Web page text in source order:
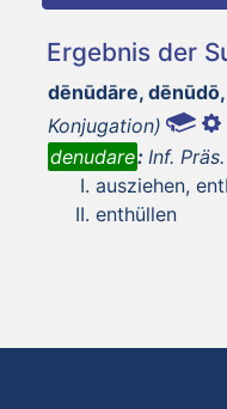
Ergebnis der
dēnūdāre,
Konjugation)
denudare: Inf.
ausziehen,
enthüllen